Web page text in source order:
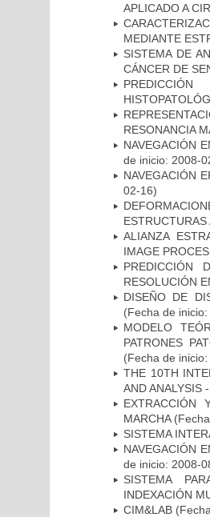
APLICADO A
MEDIANTE
SISTEMA DE
CÁNCER DE
RESONANCIA
NAVEGACIÓN
de inicio: 2008-
NAVEGACIÓN
02-16)
ALIANZA
IMAGE
PREDICCIÓN
RESOLUCIÓN
DISEÑO DE
(Fecha de
MODELO
PATRONES
(Fecha de
THE 10TH
AND ANALYSIS
EXTRACCIÓN
MARCHA
SISTEMA
NAVEGACIÓN
de inicio: 2008-
SISTEMA
INDEXACIÓN
CIM&LAB